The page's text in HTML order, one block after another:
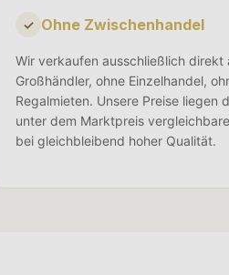
✓ Ohne Zwischenhandel
Wir verkaufen ausschließlich direkt
Großhändler, ohne Einzelhandel,
Regalmieten. Unsere Preise liegen
unter dem Marktpreis
bei gleichbleibend hoher Qualität.